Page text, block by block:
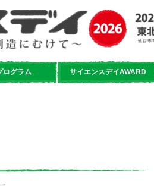
ログラム サイエンスデイAWARD